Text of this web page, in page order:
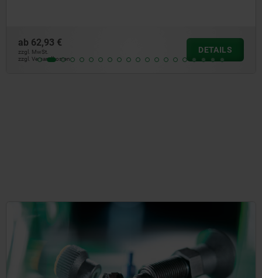
ab 62,93 €
zzgl. MwSt.
zzgl. Versandkosten
DETAILS